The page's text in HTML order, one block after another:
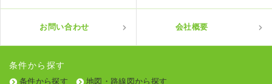
お問い合わせ 会社概要
条件から探す
条件から探す
地図・路線図から探す